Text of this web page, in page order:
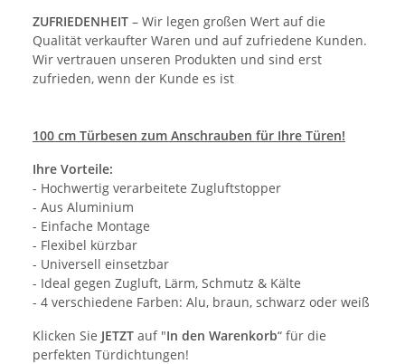
ZUFRIEDENHEIT – Wir legen großen Wert auf die
Qualität verkaufter Waren und auf zufriedene Kunden.
Wir vertrauen unseren Produkten und sind erst
zufrieden, wenn der Kunde es ist
100 cm Türbesen zum Anschrauben für Ihre Türen!
Ihre Vorteile:
- Hochwertig verarbeitete Zugluftstopper
- Aus Aluminium
- Einfache Montage
- Flexibel kürzbar
- Universell einsetzbar
- Ideal gegen Zugluft, Lärm, Schmutz & Kälte
- 4 verschiedene Farben: Alu, braun, schwarz oder weiß
Klicken Sie JETZT auf "In den Warenkorb“ für die
perfekten Türdichtungen!